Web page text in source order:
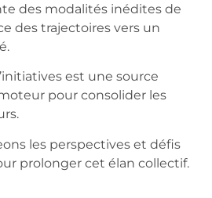
des modalités inédites de
des trajectoires vers un
est une source
pour consolider les
les perspectives et défis
prolonger cet élan collectif.